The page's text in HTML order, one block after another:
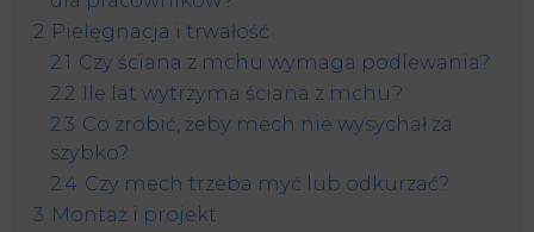
2 Pielęgnacja i trwałość
2.1 Czy ściana z mchu wymaga podlewania?
2.2 Ile lat wytrzyma ściana z mchu?
2.3 Co zrobić, żeby mech nie wysychał za
szybko?
2.4 Czy mech trzeba myć lub odkurzać?
3 Montaż i projekt